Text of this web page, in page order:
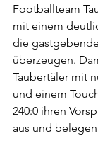
Footballteam
mit einem
die
überzeugen.
Taubertäler mit
und einem
240:0 ihren
aus und